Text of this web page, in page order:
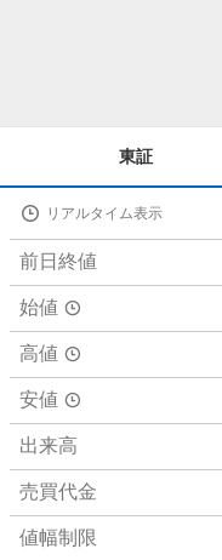
詳
値
東証
リアルタイム表示
前日終値
始値
高値
安値
出来高
売買代金
値幅制限